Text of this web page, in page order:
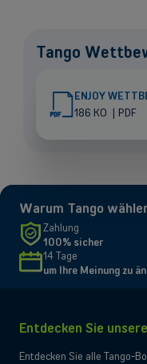
Back
Tango
ENJOY
186 KO | PDF
Warum Tango
Zahlung
100% sicher
14 Tage
um Ihre Meinung zu
Entdecken Sie
Entdecken Sie alle Tango-